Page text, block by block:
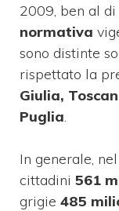
2009, ben al di
normativa
sono distinte
rispettato la
Giulia,
Puglia
In generale,
cittadini 561
grigie 485